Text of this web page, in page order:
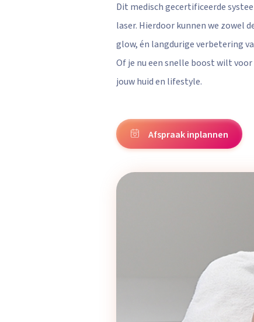
Dit medisch gecertificeerde
laser. Hierdoor kunnen we zowel
glow, én langdurige verbetering
Of je nu een snelle boost wilt
jouw huid en lifestyle.
Afspraak inplannen